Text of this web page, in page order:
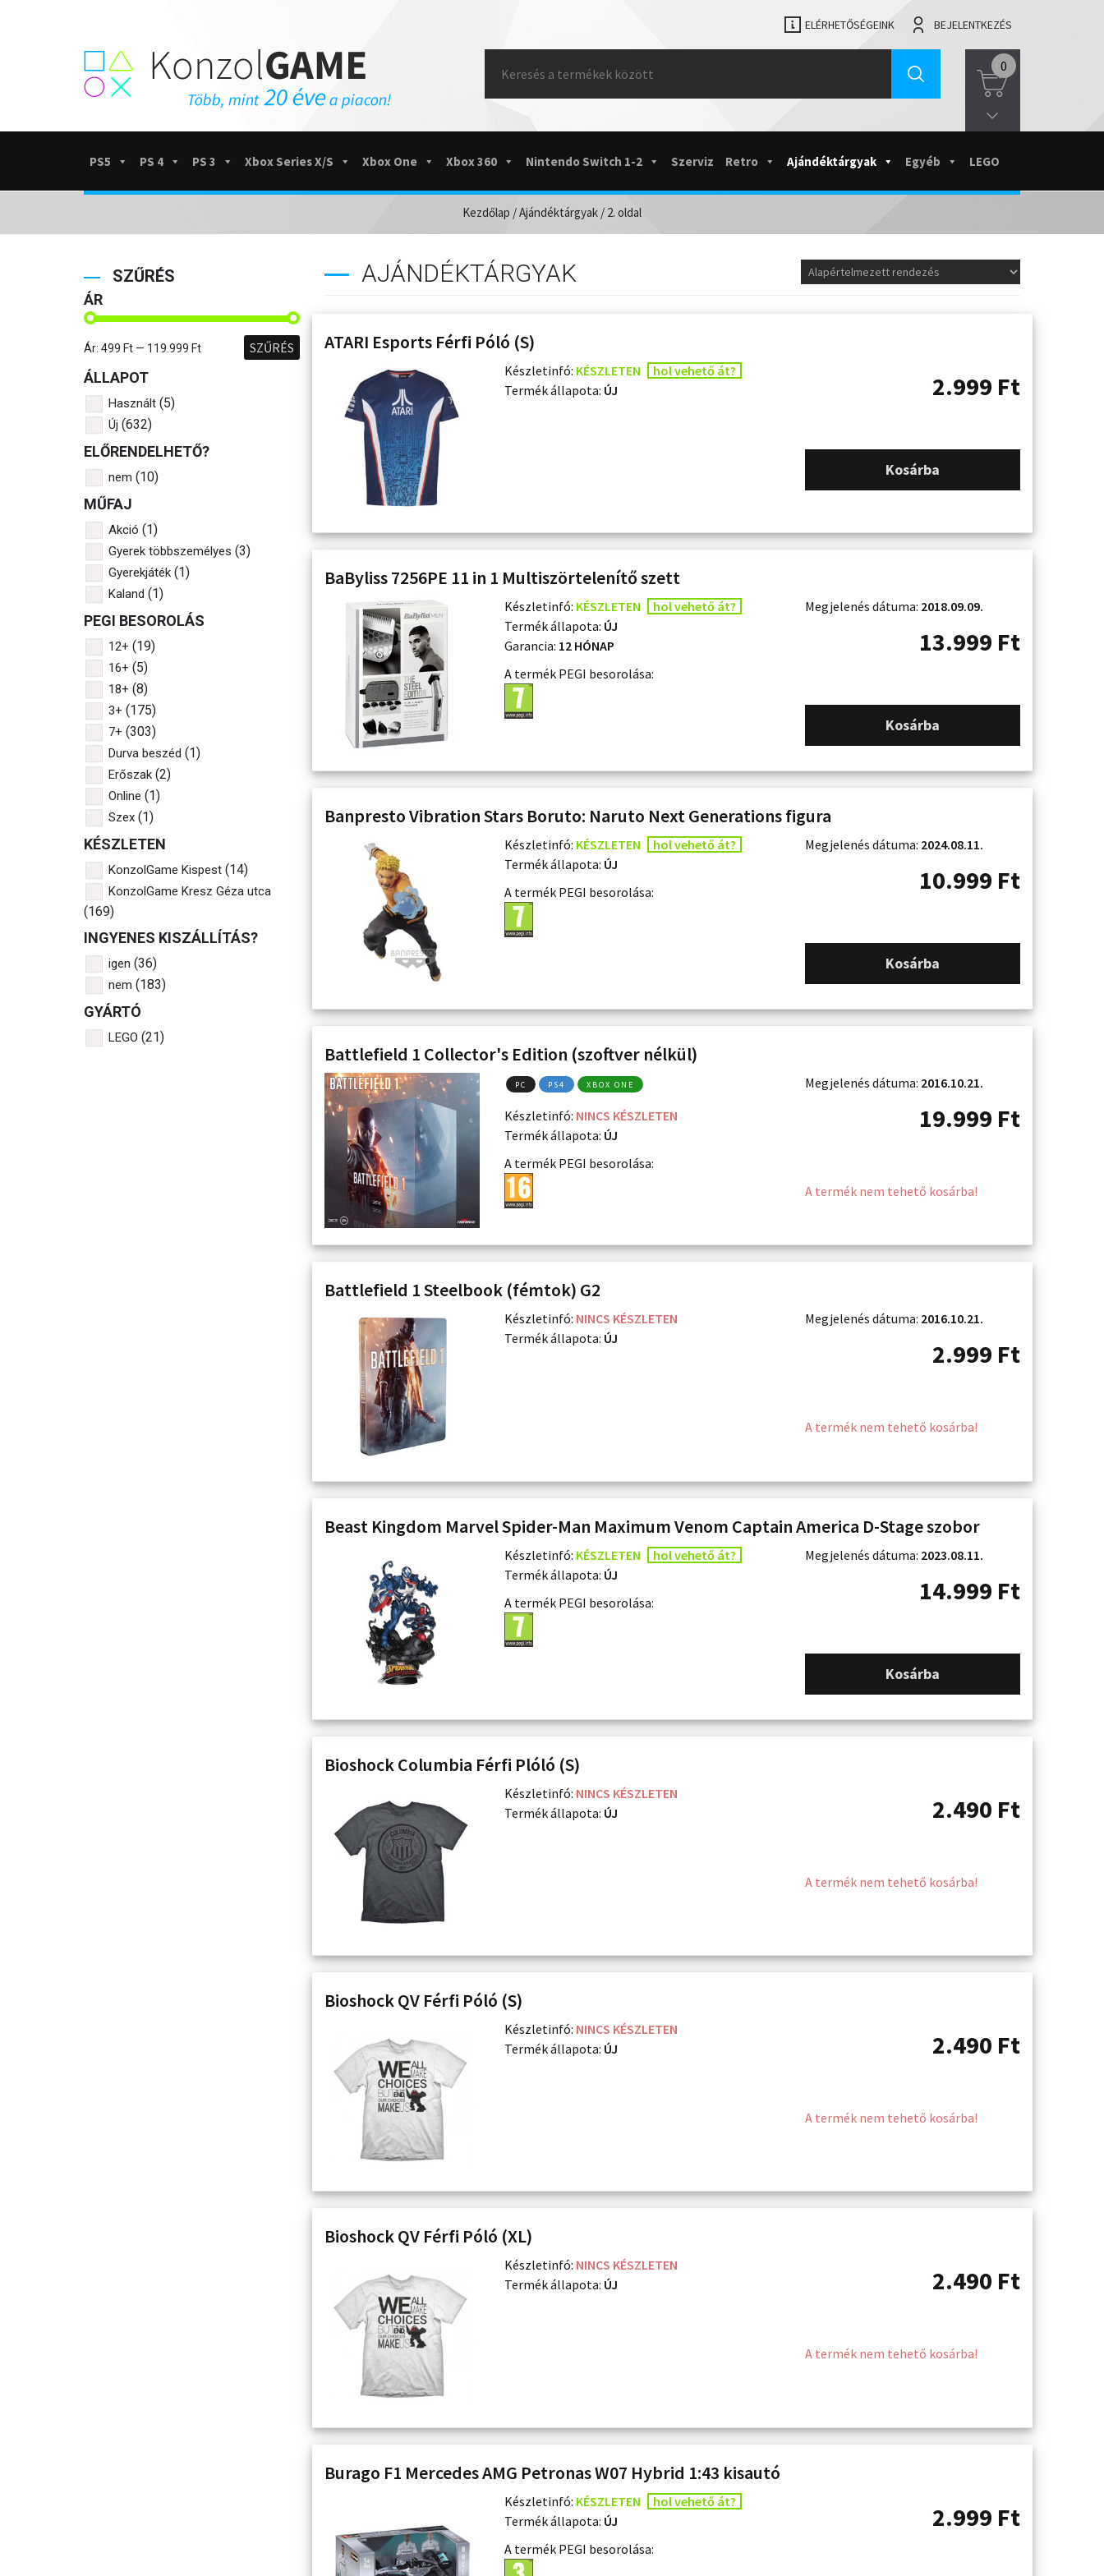
ELÉRHETŐSÉGEINK BEJELENTKEZÉS
for:
0
PS5 PS 4 PS 3 Xbox Series X/S Xbox One Xbox 360 Nintendo Switch 1-2 Szerviz Retro Ajándéktárgyak Egyéb LEGO
Kezdőlap /Ajándéktárgyak / 2. oldal
SZŰRÉS
ÁR
SZŰRÉS
Ár: 499 Ft — 119.999 Ft
ÁLLAPOT
Használt (5)
Új (632)
ELŐRENDELHETŐ?
nem (10)
MŰFAJ
Akció (1)
Gyerek többszemélyes (3)
Gyerekjáték (1)
Kaland (1)
PEGI BESOROLÁS
12+ (19)
16+ (5)
18+ (8)
3+ (175)
7+ (303)
Durva beszéd (1)
Erőszak (2)
Online (1)
Szex (1)
KÉSZLETEN
KonzolGame Kispest (14)
KonzolGame Kresz Géza utca
(169)
INGYENES KISZÁLLÍTÁS?
igen (36)
nem (183)
GYÁRTÓ
LEGO (21)
AJÁNDÉKTÁRGYAK
ATARI Esports Férfi Póló (S)
Készletinfó: KÉSZLETEN
hol vehető át?
Termék állapota: ÚJ 2.999 Ft
Kosárba
BaByliss 7256PE 11 in 1 Multiszörtelenítő szett
Készletinfó: KÉSZLETEN
hol vehető át?
Termék állapota: ÚJ
Garancia: 12 HÓNAP
A termék PEGI besorolása:
Megjelenés dátuma: 2018.09.09.
13.999 Ft
Kosárba
Banpresto Vibration Stars Boruto: Naruto Next Generations figura
Készletinfó: KÉSZLETEN
hol vehető át?
Termék állapota: ÚJ
A termék PEGI besorolása:
Megjelenés dátuma: 2024.08.11.
10.999 Ft
Kosárba
Battlefield 1 Collector's Edition (szoftver nélkül)
PC PS4 XBOX ONE
Készletinfó: NINCS KÉSZLETEN
Termék állapota: ÚJ
A termék PEGI besorolása:
Megjelenés dátuma: 2016.10.21.
19.999 Ft
A termék nem tehető kosárba!
Battlefield 1 Steelbook (fémtok) G2
Készletinfó: NINCS KÉSZLETEN
Termék állapota: ÚJ
Megjelenés dátuma: 2016.10.21.
2.999 Ft
A termék nem tehető kosárba!
Beast Kingdom Marvel Spider-Man Maximum Venom Captain America D-Stage szobor
Készletinfó: KÉSZLETEN
hol vehető át?
Termék állapota: ÚJ
A termék PEGI besorolása:
Megjelenés dátuma: 2023.08.11.
14.999 Ft
Kosárba
Bioshock Columbia Férfi Plóló (S)
Készletinfó: NINCS KÉSZLETEN
Termék állapota: ÚJ 2.490 Ft
A termék nem tehető kosárba!
Bioshock QV Férfi Póló (S)
Készletinfó: NINCS KÉSZLETEN
Termék állapota: ÚJ 2.490 Ft
A termék nem tehető kosárba!
Bioshock QV Férfi Póló (XL)
Készletinfó: NINCS KÉSZLETEN
Termék állapota: ÚJ 2.490 Ft
A termék nem tehető kosárba!
Burago F1 Mercedes AMG Petronas W07 Hybrid 1:43 kisautó
Készletinfó: KÉSZLETEN
hol vehető át?
Termék állapota: ÚJ
A termék PEGI besorolása:
2.999 Ft